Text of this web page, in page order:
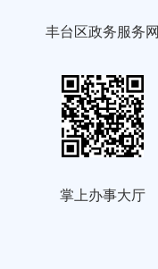
丰台区政务服务网
掌上办事大厅